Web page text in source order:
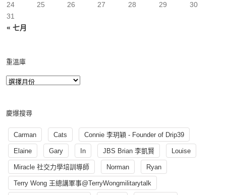
« 七月
24
25 26 27 28 29
30
31
重溫庫
慶爆搜尋
Carman Cats Connie 李玥穎 - Founder of Drip39
Elaine Gary In JBS Brian 李凱賢 Louise
Miracle 社交力學培訓導師 Norman Ryan
Terry Wong 王總講軍事@TerryWongmilitarytalk